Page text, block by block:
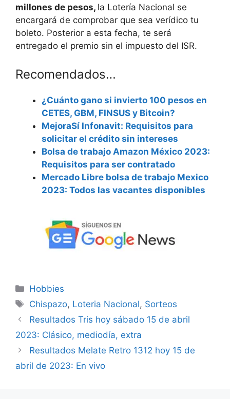
millones de pesos, la Lotería Nacional se
encargará de comprobar que sea verídico tu
boleto. Posterior a esta fecha, te será
entregado el premio sin el impuesto del ISR.
Recomendados…
¿Cuánto gano si invierto 100 pesos en
CETES, GBM, FINSUS y Bitcoin?
MejoraSí Infonavit: Requisitos para
solicitar el crédito sin intereses
Bolsa de trabajo Amazon México 2023:
Requisitos para ser contratado
Mercado Libre bolsa de trabajo Mexico
2023: Todos las vacantes disponibles
Categorías
Hobbies
Etiquetas
Chispazo, Loteria Nacional, Sorteos
Resultados Tris hoy sábado 15 de abril
2023: Clásico, mediodía, extra
Resultados Melate Retro 1312 hoy 15 de
abril de 2023: En vivo